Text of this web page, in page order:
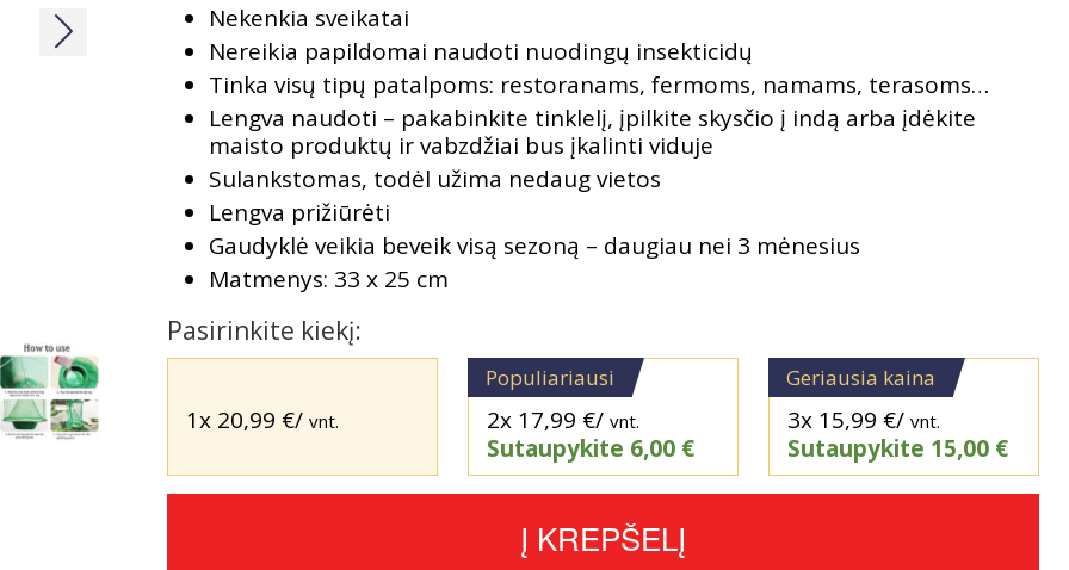
Pasirinkite kiekį:
1x 20,99 €/ vnt.
Populiariausi
2x 17,99 €/ vnt.
Sutaupykite 6,00 €
Geriausia kaina
3x 15,99 €/ vnt.
Sutaupykite 15,00 €
Į KREPŠELĮ
Nekenkia sveikatai
Nereikia papildomai naudoti nuodingų insekticidų
Tinka visų tipų patalpoms: restoranams, fermoms, namams, terasoms…
Lengva naudoti – pakabinkite tinklelį, įpilkite skysčio į indą arba įdėkite
maisto produktų ir vabzdžiai bus įkalinti viduje
Sulankstomas, todėl užima nedaug vietos
Lengva prižiūrėti
Gaudyklė veikia beveik visą sezoną – daugiau nei 3 mėnesius
Matmenys: 33 x 25 cm